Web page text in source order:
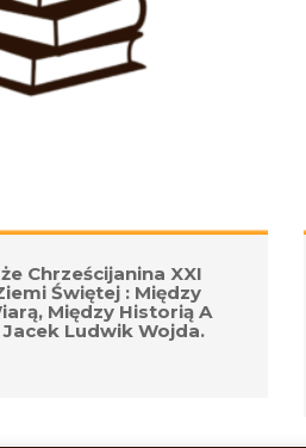
Chrześcijanina XXI
Świętej : Między
Między Historią A
Ludwik Wojda.